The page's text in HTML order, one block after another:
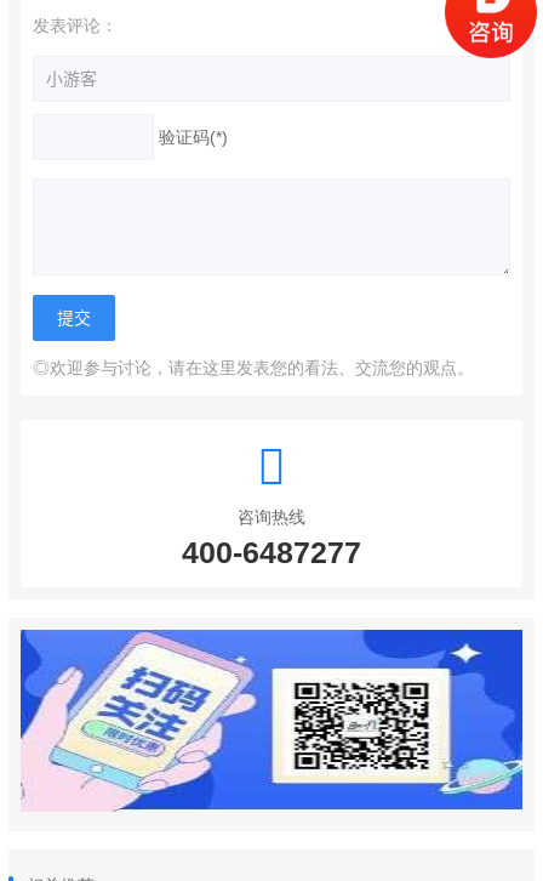
发表评论：
验证码(*)
◎欢迎参与讨论，请在这里发表您的看法、交流您的观点。
咨询热线
400-6487277